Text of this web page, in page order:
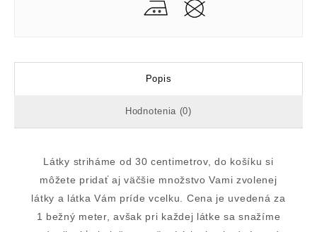
Popis
Hodnotenia (0)
Látky striháme od 30 centimetrov, do košíku si
môžete pridať aj väčšie množstvo Vami zvolenej
látky a látka Vám príde vcelku. Cena je uvedená za
1 bežný meter, avšak pri každej látke sa snažíme